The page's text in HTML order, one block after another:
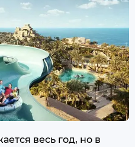
весь год, но в